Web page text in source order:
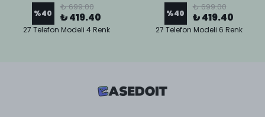
%40
₺ 699.00
₺ 419.40
27 Telefon Modeli 4 Renk
%40
₺ 699.00
₺ 419.40
27 Telefon Modeli 6 Renk